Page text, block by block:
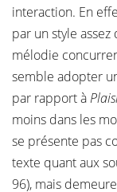
interaction. En
par un style
mélodie
semble adopter
par rapport à
moins dans les
se présente pas
texte quant aux
96), mais